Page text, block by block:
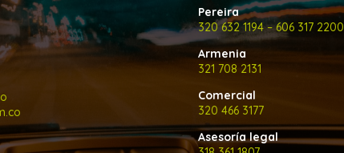
Pereira
320 632 1194– 606 317 2200
Armenia
321 708 2131
Comercial
320 466 3177
Asesoría legal